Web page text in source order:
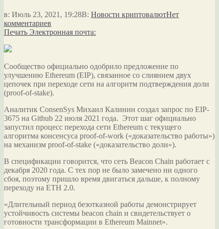
в: Июль 23, 2021, 19:28В: Новости криптовалютНет
комментариев
Печать Электронная почта:
Сообщество официально одобрило предложение по
улучшению Ethereum (EIP), связанное со слиянием двух
цепочек при переходе сети на алгоритм подтверждения доли
(proof-of-stake).
Аналитик ConsenSys Михаил Калинин создал запрос по EIP-
3675 на Github 22 июля 2021 года. Этот шаг официально
запустил процесс перехода сети Ethereum с текущего
алгоритма консенсуса proof-of-work («доказательство работы»)
на механизм proof-of-stake («доказательство доли»).
В спецификации говорится, что сеть Beacon Chain работает с
декабря 2020 года. С тех пор не было замечено ни одного
сбоя, поэтому пришло время двигаться дальше, к полному
переходу на ETH 2.0.
«Длительный период безотказной работы демонстрирует
устойчивость системы beacon chain и свидетельствует о
готовности трансформации в Ethereum Mainnet».